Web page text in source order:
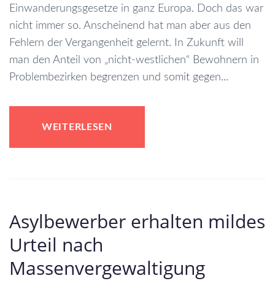
Einwanderungsgesetze in ganz Europa. Doch das war
nicht immer so. Anscheinend hat man aber aus den
Fehlern der Vergangenheit gelernt. In Zukunft will
man den Anteil von „nicht-westlichen“ Bewohnern in
Problembezirken begrenzen und somit gegen...
WEITERLESEN
Asylbewerber erhalten mildes
Urteil nach
Massenvergewaltigung